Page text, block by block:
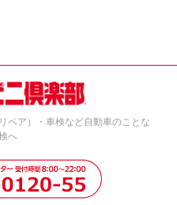
ペア）・車検など自動車のことな
へ